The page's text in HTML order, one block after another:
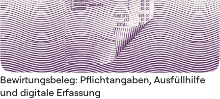
Bewirtungsbeleg: Pflichtangaben, Ausfüllhilfe
und digitale Erfassung